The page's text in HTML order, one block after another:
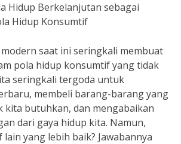
Hidup Berkelanjutan sebagai
Hidup Konsumtif
saat ini seringkali membuat
pola hidup konsumtif yang tidak
seringkali tergoda untuk
membeli barang-barang yang
kita butuhkan, dan mengabaikan
dari gaya hidup kita. Namun,
yang lebih baik? Jawabannya